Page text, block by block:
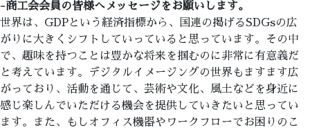
-商工会会員の皆様へメッセージをお願いします。
世界は、GDPという経済指標から、国連の掲げるSDGsの広
がりに大きくシフトしていっていると思っています。その中
で、趣味を持つことは豊かな将来を掴むのに非常に有意義だ
と考えています。デジタルイメージングの世界もますます広
がっており、活動を通じて、芸術や文化、風土などを身近に
感じ楽しんでいただける機会を提供していきたいと思ってい
ます。また、もしオフィス機器やワークフローでお困りのこ